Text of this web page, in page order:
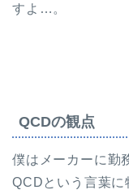
すよ…。
QCDの観点
僕はメーカーに勤
QCDという言葉